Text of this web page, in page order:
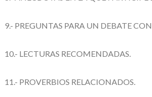
9.- PREGUNTAS PARA UN DEBATE
10.- LECTURAS RECOMENDADAS.
11.- PROVERBIOS RELACIONADOS.